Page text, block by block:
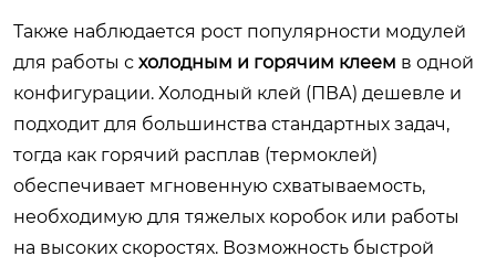
Также наблюдается рост популярности модулей
для работы с холодным и горячим клеем в одной
конфигурации. Холодный клей (ПВА) дешевле и
подходит для большинства стандартных задач,
тогда как горячий расплав (термоклей)
обеспечивает мгновенную схватываемость,
необходимую для тяжелых коробок или работы
на высоких скоростях. Возможность быстрой